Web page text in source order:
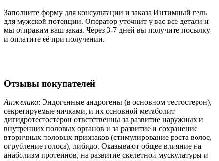
Заполните форму для консультации и заказа Интимный гель
для мужской потенции. Оператор уточнит у вас все детали и
мы отправим ваш заказ. Через 3-7 дней вы получите посылку
и оплатите её при получении.
Отзывы покупателей
Анжелика: Эндогенные андрогены (в основном тестостерон),
секретируемые яичками, и их основной метаболит
дигидротестостерон ответственны за развитие наружных и
внутренних половых органов и за развитие и сохранение
вторичных половых признаков (стимулирование роста волос,
огрубление голоса), либидо. Оказывают общее влияние на
анаболизм протеинов, на развитие скелетной мускулатуры и